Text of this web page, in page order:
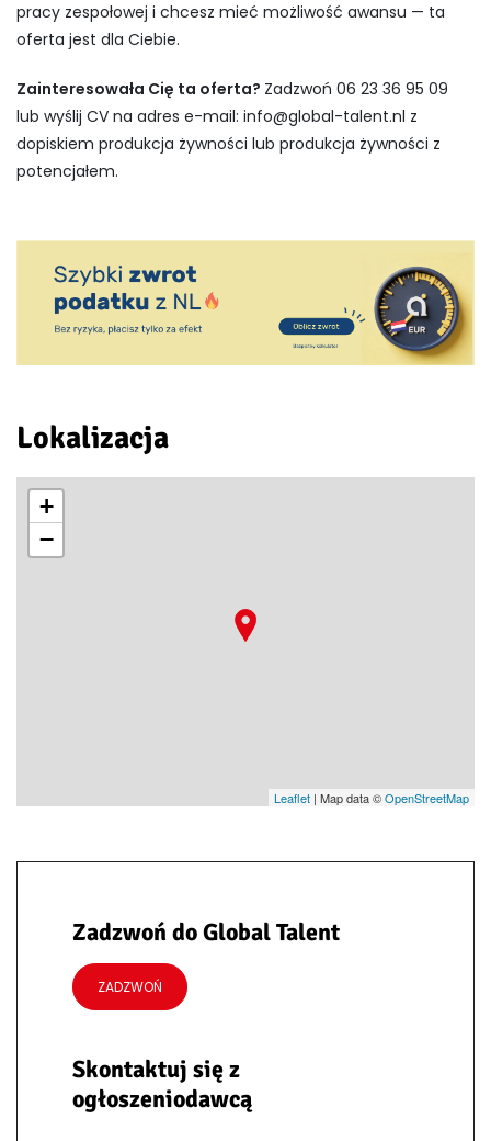
pracy zespołowej i chcesz mieć możliwość awansu — ta
oferta jest dla Ciebie.
Zainteresowała Cię ta oferta? Zadzwoń 06 23 36 95 09
lub wyślij CV na adres e-mail: info@global-talent.nl z
dopiskiem produkcja żywności lub produkcja żywności z
potencjałem.
Lokalizacja
+
−
Leaflet | Map data ©OpenStreetMap
Zadzwoń do Global Talent
ZADZWOŃ
Skontaktuj się z
ogłoszeniodawcą